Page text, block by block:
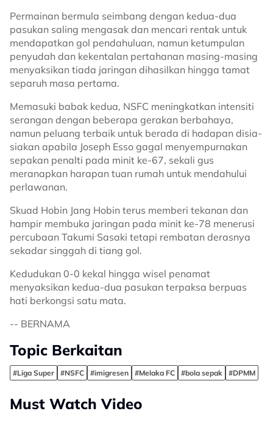
Permainan bermula seimbang dengan kedua-dua
pasukan saling mengasak dan mencari rentak untuk
mendapatkan gol pendahuluan, namun ketumpulan
penyudah dan kekentalan pertahanan masing-masing
menyaksikan tiada jaringan dihasilkan hingga tamat
separuh masa pertama.
Memasuki babak kedua, NSFC meningkatkan intensiti
serangan dengan beberapa gerakan berbahaya,
namun peluang terbaik untuk berada di hadapan disia-
siakan apabila Joseph Esso gagal menyempurnakan
sepakan penalti pada minit ke-67, sekali gus
meranapkan harapan tuan rumah untuk mendahului
perlawanan.
Skuad Hobin Jang Hobin terus memberi tekanan dan
hampir membuka jaringan pada minit ke-78 menerusi
percubaan Takumi Sasaki tetapi rembatan derasnya
sekadar singgah di tiang gol.
Kedudukan 0-0 kekal hingga wisel penamat
menyaksikan kedua-dua pasukan terpaksa berpuas
hati berkongsi satu mata.
-- BERNAMA
Topic Berkaitan
#Liga Super #NSFC #imigresen #Melaka FC #bola sepak #DPMM
Must Watch Video